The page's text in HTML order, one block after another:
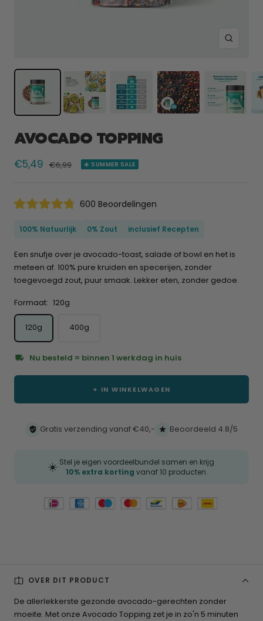
Zoom
AVOCADO TOPPING
Verkoopprijs
€5,49 Normale
€6,99 ☀️ SUMMER SALE
4.8
5
sterren
600 BeoordelingenKlik
naar
beoordelingen
te
scrollen
100% Natuurlijk 0% Zout inclusief Recepten
Een snufje over je avocado-toast, salade of bowl en het is
meteen af. 100% pure kruiden en specerijen, zonder
toegevoegd zout, puur smaak. Lekker eten, zonder gedoe.
Formaat: 120g
120g 400g
Nu besteld = binnen 1 werkdag in huis
+ IN WINKELWAGEN
Gratis verzending vanaf €40,- Beoordeeld 4.8/5
☀️ Stel je eigen voordeelbundel samen en krijg
10% extra korting vanaf 10 producten.
OVER DIT PRODUCT
De allerlekkerste gezonde avocado-gerechten zonder
moeite. Met onze Avocado Topping zet je in zo'n 5 minuten